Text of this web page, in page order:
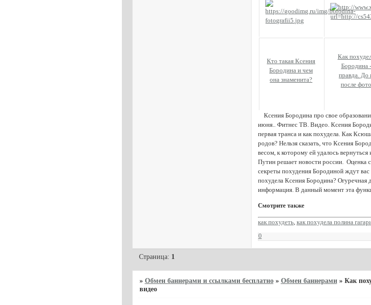
Кто такая Ксения
Бородина и чем
она знаменита?
Как
Бородина -
правда. До
после фото
Ксения Бородина про свое
июня.. Фитнес ТВ. Видео. Ксения
первая транса и как похудела. Как
родов? Нельзя сказать, что Ксения
весом, к которому ей удалось
Путин решает новости россии. Оценка
секреты похудения Бородиной ждут
похудела Ксения Бородина? Огуречная
информация. В данный момент эта
Смотрите также
как похудеть, как похудела полина
0
Страница: 1
» Обмен баннерами и ссылками бесплатно » Обмен баннерами » Как
видео